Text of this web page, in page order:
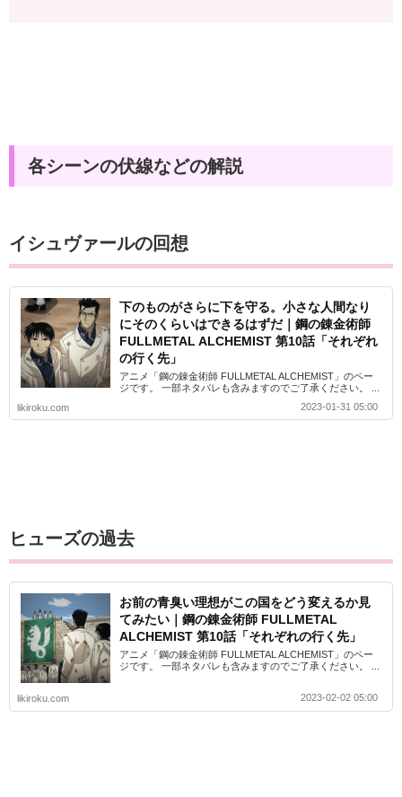
各シーンの伏線などの解説
イシュヴァールの回想
下のものがさらに下を守る。小さな人間なり
にそのくらいはできるはずだ｜鋼の錬金術師
FULLMETAL ALCHEMIST 第10話「それぞれ
の行く先」
アニメ「鋼の錬金術師 FULLMETAL ALCHEMIST」のペー
ジです。 一部ネタバレも含みますのでご了承ください。 ...
likiroku.com
2023-01-31 05:00
ヒューズの過去
お前の青臭い理想がこの国をどう変えるか見
てみたい｜鋼の錬金術師 FULLMETAL
ALCHEMIST 第10話「それぞれの行く先」
アニメ「鋼の錬金術師 FULLMETAL ALCHEMIST」のペー
ジです。 一部ネタバレも含みますのでご了承ください。 ...
likiroku.com 2023-02-02 05:00